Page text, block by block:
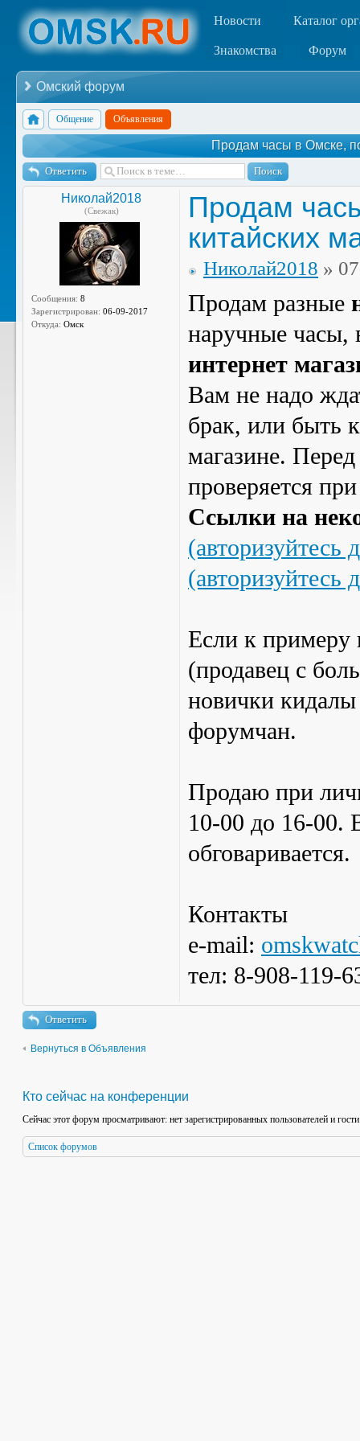
Новости Каталог
Знакомства Форум
Омский форум
Общение Объявления
Продам часы в Омске,
Ответить
Николай2018
(Свежак)
Сообщения: 8
Зарегистрирован: 06-09-2017
Откуда: Омск
Продам
китайских
Николай2018 »
Продам разные
наручные
интернет
Вам не надо
брак, или быть
магазине.
проверяется
Ссылки на
(авторизуйтесь
(авторизуйтесь
Если к примеру
(продавец с
новички кидалы
форумчан.
Продаю при
10-00 до 16-00.
обговаривается.
Контакты
e-mail:
тел: 8-908-119-
Ответить
Вернуться в Объявления
Кто сейчас на конференции
Сейчас этот форум просматривают: нет зарегистрированных пользователей и
Список форумов